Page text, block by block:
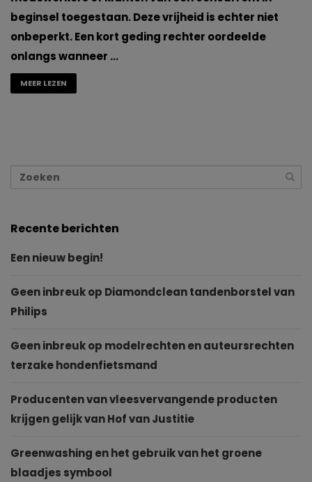
beginsel toegestaan. Deze vrijheid is echter niet
onbeperkt. Een kort geding rechter oordeelde
onlangs wanneer …
MEER LEZEN
Recente berichten
Een nieuw begin!
Geen inbreuk op Diamondclean tandenborstel van
Philips
Geen inbreuk op modelrechten en auteursrechten
terzake hondenfietsmand
Producenten van vleesvervangende producten
krijgen gelijk van Hof van Justitie
Greenwashing en het gebruik van het groene
blaadjes symbool